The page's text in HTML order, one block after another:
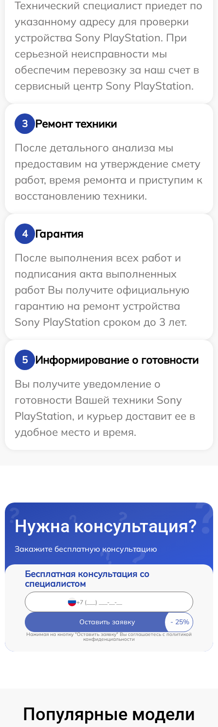
Технический специалист приедет по
указанному адресу для проверки
устройства Sony PlayStation. При
серьезной неисправности мы
обеспечим перевозку за наш счет в
сервисный центр Sony PlayStation.
3
Ремонт техники
После детального анализа мы
предоставим на утверждение смету
работ, время ремонта и приступим к
восстановлению техники.
4
Гарантия
После выполнения всех работ и
подписания акта выполненных
работ Вы получите официальную
гарантию на ремонт устройства
Sony PlayStation сроком до 3 лет.
5
Информирование о готовности
Вы получите уведомление о
готовности Вашей техники Sony
PlayStation, и курьер доставит ее в
удобное место и время.
Нужна консультация?
Закажите бесплатную консультацию
Бесплатная консультация со
специалистом
Оставить заявку
Нажимая на кнопку "Оставить заявку" Вы соглашаетесь cполитикой
конфиденциальности
Популярные модели